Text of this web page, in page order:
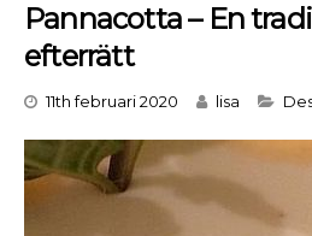
Pannacotta – En
efterrätt
11th februari 2020 lisa